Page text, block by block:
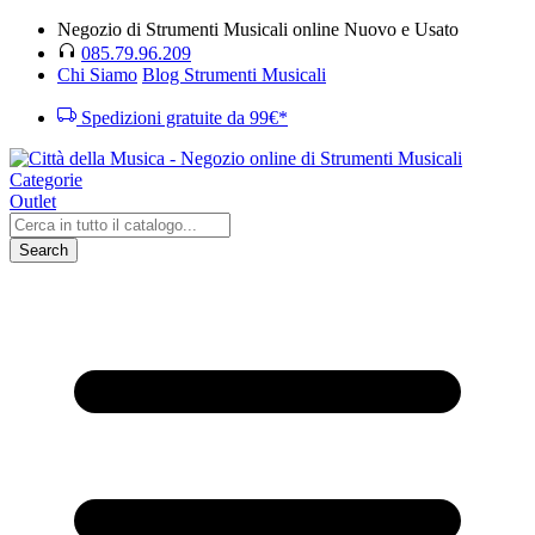
Negozio di Strumenti Musicali online Nuovo e Usato
085.79.96.209
Chi Siamo Blog Strumenti Musicali
Spedizioni gratuite da 99€*
Categorie
Outlet
Search